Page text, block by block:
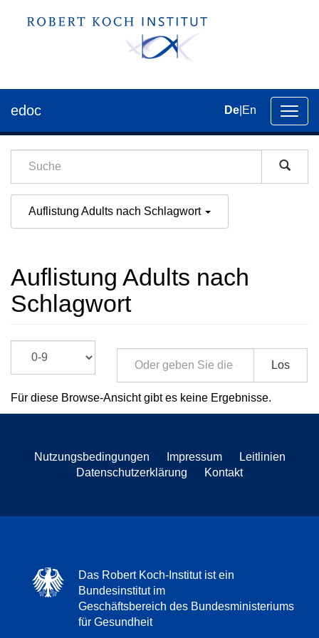
der
edoc De En
Auflistung Adults nach Schlagwort
Auflistung Adults nach
Schlagwort
Los
Für diese Browse-Ansicht gibt es keine Ergebnisse.
Nutzungsbedingungen Impressum
Leitlinien
Datenschutzerklärung
Kontakt
Das Robert Koch-Institut ist ein
Bundesinstitut im
Geschäftsbereich des Bundesministeriums
für Gesundheit